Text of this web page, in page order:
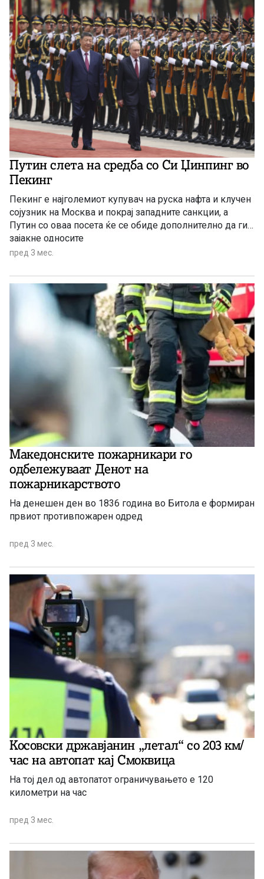
Путин слета на средба со Си Џинпинг во
Пекинг
Пекинг е најголемиот купувач на руска нафта и клучен
сојузник на Москва и покрај западните санкции, а
Путин со оваа посета ќе се обиде дополнително да ги
зајакне односите
пред 3 мес.
Македонските пожарникари го
одбележуваат Денот на
пожарникарството
На денешен ден во 1836 година во Битола е формиран
првиот противпожарен одред
пред 3 мес.
Косовски државјанин „летал“ со 203 км/
час на автопат кај Смоквица
На тој дел од автопатот ограничувањето е 120
километри на час
пред 3 мес.